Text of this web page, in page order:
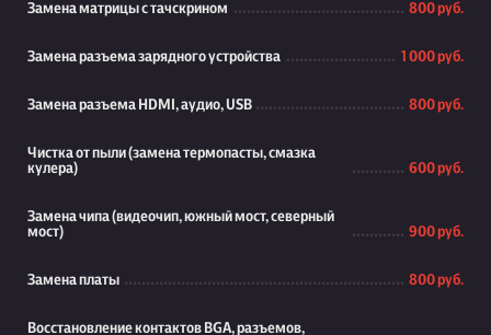
Замена матрицы с тачскрином 800 руб.
Замена разъема зарядного устройства 1 000 руб.
Замена разъема HDMI, аудио, USB 800 руб.
Чистка от пыли (замена термопасты, смазка
кулера)
600 руб.
Замена чипа (видеочип, южный мост, северный
мост)
900 руб.
Замена платы 800 руб.
Восстановление контактов BGA, разъемов,